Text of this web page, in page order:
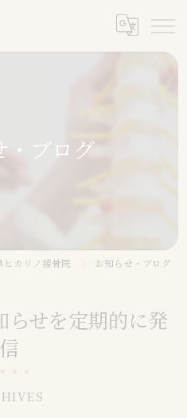
・ブログ
ヒカリノ接骨院 お知らせ・ブログ
らせを定期的に発
信